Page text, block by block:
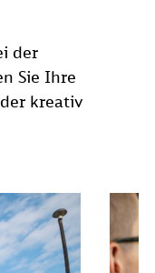
der
Sie Ihre
kreativ